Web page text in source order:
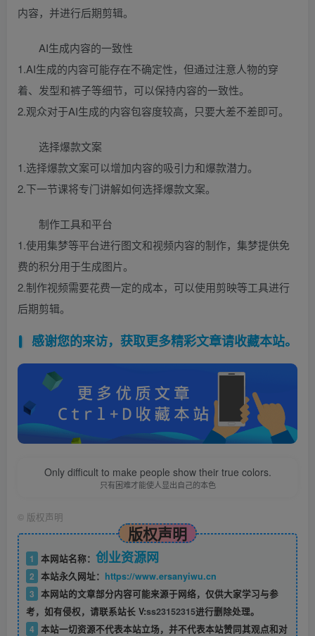
内容，并进行后期剪辑。
AI生成内容的一致性
1.AI生成的内容可能存在不确定性，但通过注意人物的穿
着、发型和裤子等细节，可以保持内容的一致性。
2.观众对于AI生成的内容包容度较高，只要大差不差即可。
选择爆款文案
1.选择爆款文案可以增加内容的吸引力和爆款潜力。
2.下一节课将专门讲解如何选择爆款文案。
制作工具和平台
1.使用集梦等平台进行图文和视频内容的制作，集梦提供免
费的积分用于生成图片。
2.制作视频需要花费一定的成本，可以使用剪映等工具进行
后期剪辑。
感谢您的来访，获取更多精彩文章请收藏本站。
Only difficult to make people show their true colors.
只有困难才能使人显出自己的本色
© 版权声明
版权声明
1 本网站名称： 创业资源网
2 本站永久网址： https://www.ersanyiwu.cn
3 本网站的文章部分内容可能来源于网络，仅供大家学习与参
考，如有侵权，请联系站长 V:ss23152315进行删除处理。
4 本站一切资源不代表本站立场，并不代表本站赞同其观点和对